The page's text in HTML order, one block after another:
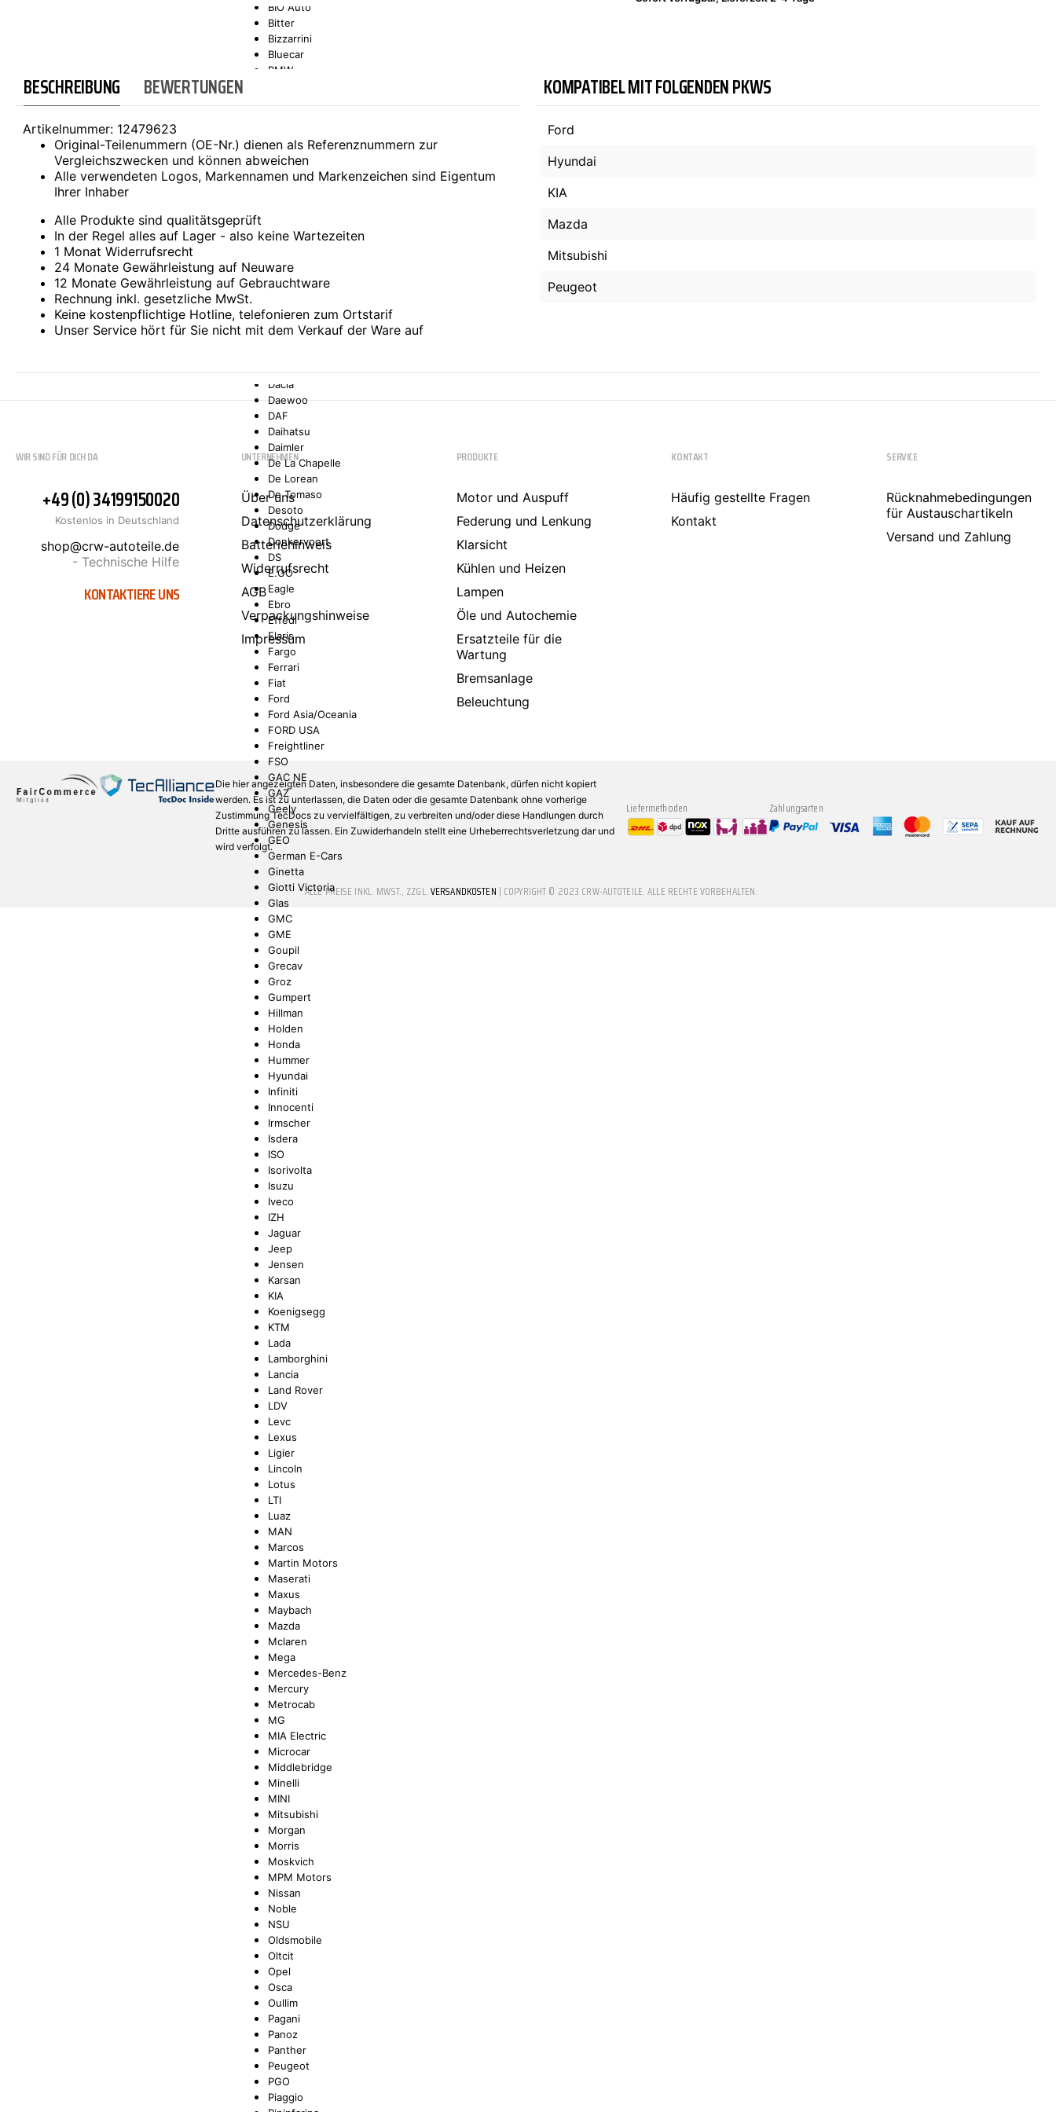
SONAX
BIO Auto
Bitter
Bizzarrini
Bluecar
BMW
Bugatti
Buick
Cadillac
Caterham
Chatenet
Checker
Chrysler
Citroën
Dacia
Daewoo
DAF
Daihatsu
Daimler
De La Chapelle
De Lorean
De Tomaso
Desoto
Dodge
Donkervoort
DS
E.GO
Eagle
Ebro
Effedi
Elaris
Fargo
Ferrari
Fiat
Ford
Ford Asia/Oceania
FORD USA
Freightliner
FSO
GAC NE
GAZ
Geely
Genesis
GEO
German E-Cars
Ginetta
Giotti Victoria
Glas
GMC
GME
Goupil
Grecav
Groz
Gumpert
Hillman
Holden
Honda
Hummer
Hyundai
Infiniti
Innocenti
Irmscher
Isdera
ISO
Isorivolta
Isuzu
Iveco
IZH
Jaguar
Jeep
Jensen
Karsan
KIA
Koenigsegg
KTM
Lada
Lamborghini
Lancia
Land Rover
LDV
Levc
Lexus
Ligier
Lincoln
Lotus
LTI
Luaz
MAN
Marcos
Martin Motors
Maserati
Maxus
Maybach
Mazda
Mclaren
Mega
Mercedes-Benz
Mercury
Metrocab
MG
MIA Electric
Microcar
Middlebridge
Minelli
MINI
Mitsubishi
Morgan
Morris
Moskvich
MPM Motors
Nissan
Noble
NSU
Oldsmobile
Oltcit
Opel
Osca
Oullim
Pagani
Panoz
Panther
Peugeot
PGO
Piaggio
BESCHREIBUNG BEWERTUNGEN
Artikelnummer: 12479623
Original-Teilenummern (OE-Nr.) dienen als Referenznummern zur
Vergleichszwecken und können abweichen
Alle verwendeten Logos, Markennamen und Markenzeichen sind Eigentum
Ihrer Inhaber
Alle Produkte sind qualitätsgeprüft
In der Regel alles auf Lager - also keine Wartezeiten
1 Monat Widerrufsrecht
24 Monate Gewährleistung auf Neuware
12 Monate Gewährleistung auf Gebrauchtware
Rechnung inkl. gesetzliche MwSt.
Keine kostenpflichtige Hotline, telefonieren zum Ortstarif
Unser Service hört für Sie nicht mit dem Verkauf der Ware auf
KOMPATIBEL MIT FOLGENDEN PKWS
Ford
Hyundai
KIA
Mazda
Mitsubishi
Peugeot
WIR SIND FÜR DICH DA
+49 (0) 34199150020
Kostenlos in Deutschland
shop@crw-autoteile.de
- Technische Hilfe
KONTAKTIERE UNS
UNTERNEHMEN
Über uns
Datenschutzerklärung
Batteriehinweis
Widerrufsrecht
AGB
Verpackungshinweise
Impressum
PRODUKTE
Motor und Auspuff
Federung und Lenkung
Klarsicht
Kühlen und Heizen
Lampen
Öle und Autochemie
Ersatzteile für die
Wartung
Bremsanlage
Beleuchtung
KONTAKT
Häufig gestellte Fragen
Kontakt
SERVICE
Rücknahmebedingungen
für Austauschartikeln
Versand und Zahlung
Die hier angezeigten Daten, insbesondere die gesamte Datenbank, dürfen nicht kopiert
werden. Es ist zu unterlassen, die Daten oder die gesamte Datenbank ohne vorherige
Zustimmung TecDocs zu vervielfältigen, zu verbreiten und/oder diese Handlungen durch
Dritte ausführen zu lassen. Ein Zuwiderhandeln stellt eine Urheberrechtsverletzung dar und
wird verfolgt.
Liefermethoden Zahlungsarten
* ALLE PREISE INKL. MWST., ZZGL.VERSANDKOSTEN | COPYRIGHT © 2023 CRW-AUTOTEILE. ALLE RECHTE VORBEHALTEN.